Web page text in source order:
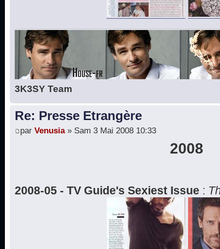
3K3SY Team
Re: Presse Etrangère
par Venusia» Sam 3 Mai 2008 10:33
2008
2008-05 - TV Guide's Sexiest Issue :